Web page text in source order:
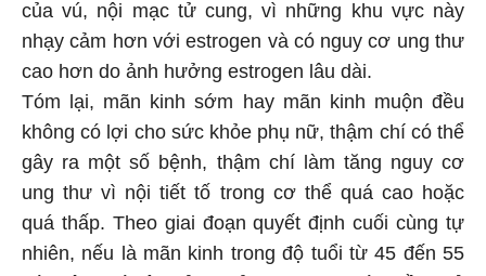
của vú, nội mạc tử cung, vì những khu vực này
nhạy cảm hơn với estrogen và có nguy cơ ung thư
cao hơn do ảnh hưởng estrogen lâu dài.
Tóm lại, mãn kinh sớm hay mãn kinh muộn đều
không có lợi cho sức khỏe phụ nữ, thậm chí có thể
gây ra một số bệnh, thậm chí làm tăng nguy cơ
ung thư vì nội tiết tố trong cơ thể quá cao hoặc
quá thấp. Theo giai đoạn quyết định cuối cùng tự
nhiên, nếu là mãn kinh trong độ tuổi từ 45 đến 55